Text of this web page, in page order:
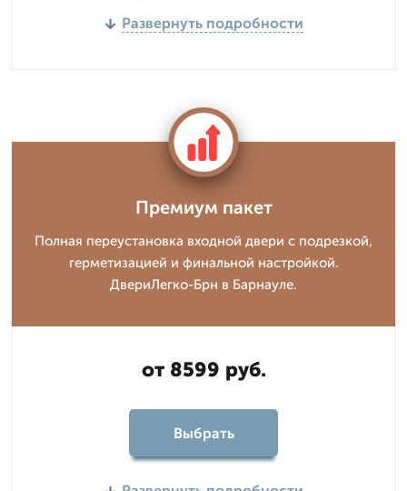
Развернуть подробности
Премиум пакет
Полная переустановка входной двери с подрезкой,
герметизацией и финальной настройкой.
ДвериЛегко-Брн в Барнауле.
от 8599 руб.
Выбрать